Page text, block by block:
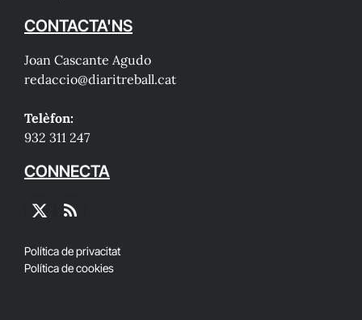
CONTACTA'NS
Joan Cascante Agudo
redaccio@diaritreball.cat
Telèfon:
932 311 247
CONNECTA
X
RSS
Política de privacitat
Política de cookies